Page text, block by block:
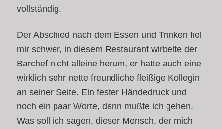
vollständig.
Der Abschied nach dem Essen und Trinken fiel
mir schwer, in diesem Restaurant wirbelte der
Barchef nicht alleine herum, er hatte auch eine
wirklich sehr nette freundliche fleißige Kollegin
an seiner Seite. Ein fester Händedruck und
noch ein paar Worte, dann mußte ich gehen.
Was soll ich sagen, dieser Mensch, der mich